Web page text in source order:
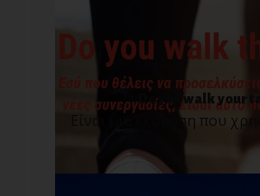
Do you walk your
Είναι μια έκφραση που